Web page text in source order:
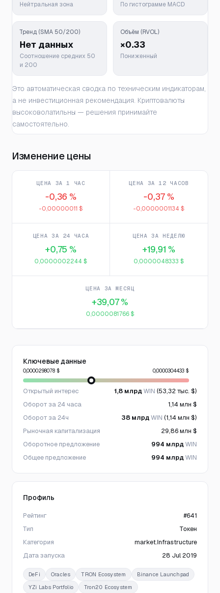
Нейтральная зона По гистограмме MACD
Тренд (SMA 50/200)
Нет данных
Соотношение средних 50
и 200
Объём (RVOL)
×0.33
Пониженный
Это автоматическая сводка по техническим индикаторам,
а не инвестиционная рекомендация. Криптовалюты
высоковолатильны — решения принимайте
самостоятельно.
Изменение цены
ЦЕНА ЗА 1 ЧАС
-0,36 %
-0,00000011 $
ЦЕНА ЗА 12 ЧАСОВ
-0,37 %
-0,0000001134 $
ЦЕНА ЗА 24 ЧАСА
+0,75 %
0,0000002244 $
ЦЕНА ЗА НЕДЕЛЮ
+19,91 %
0,0000048333 $
ЦЕНА ЗА МЕСЯЦ
+39,07 %
0,0000081766 $
Ключевые данные
0,0000298078 $ 0,0000304433 $
Открытый интерес 1,8 млрдWIN (53,32 тыс. $)
Оборот за 24 часа
1,14 млн $
Оборот за 24ч
38 млрдWIN (1,14 млн $)
Рыночная капитализация
29,86 млн $
Оборотное предложение
994 млрдWIN
Общее предложение
994 млрдWIN
Профиль
Рейтинг
#641
Тип
Токен
Категория
market.Infrastructure
Дата запуска
28 Jul 2019
DeFi Oracles TRON Ecosystem
Binance Launchpad
YZi Labs Portfolio
Tron20 Ecosystem